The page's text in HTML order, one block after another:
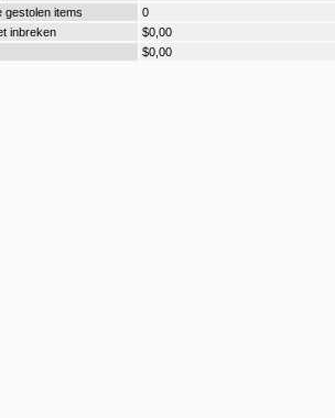
gestolen items
0
inbreken
$0,00
$0,00